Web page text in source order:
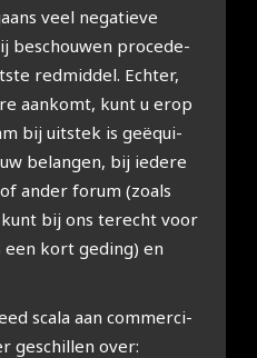
veel nega­tie­ve
beschou­wen pro­ce­de­
red­mid­del. Ech­ter,
aan­komt, kunt u erop
bij uit­stek is geë­qui­
belan­gen, bij iede­re
ander forum (zoals
bij ons terecht voor
een kort geding) en
sca­la aan com­mer­ci­
geschil­len over: